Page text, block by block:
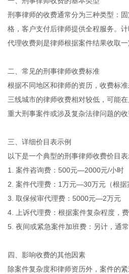
刑事律师的收费通常分为三种类型：
格，客户支付后律师提供全程服务。
代理收费则是律师根据案件结果收取
二、常见的刑事律师收费标准
根据不同地区和律师的资历，收费标
三线城市的律师收费相对较低，可能
重大刑事案件或涉及复杂法律问题的收
三、详细价目表示例
以下是一个典型的刑事律师收费价目表
1. 案件咨询费：500元—2000元/小时
2. 案件代理费：1万元—30万元（根据
3. 取保候审代理费：5000元—2万元
4. 上诉代理费：根据案件复杂程度，
5. 夜间或紧急案件加班费：另计，通
四、影响收费的其他因素
除案件复杂度和律师资历外，案件的